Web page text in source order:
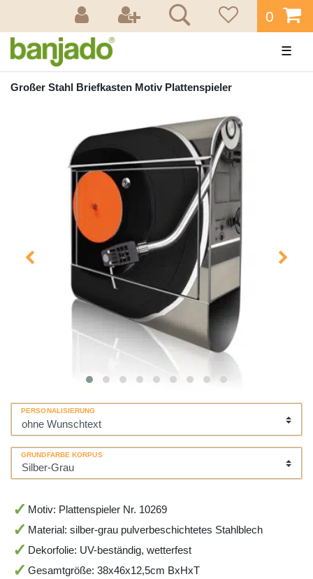
0
☰
Großer Stahl Briefkasten Motiv Plattenspieler
PERSONALISIERUNG
GRUNDFARBE KORPUS
Motiv: Plattenspieler Nr. 10269
Material: silber-grau pulverbeschichtetes Stahlblech
Dekorfolie: UV-beständig, wetterfest
Gesamtgröße: 38x46x12,5cm BxHxT